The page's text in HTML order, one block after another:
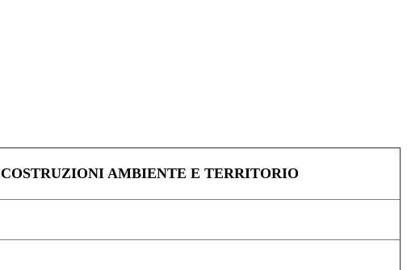
COSTRUZIONI AMBIENTE E TERRITORIO